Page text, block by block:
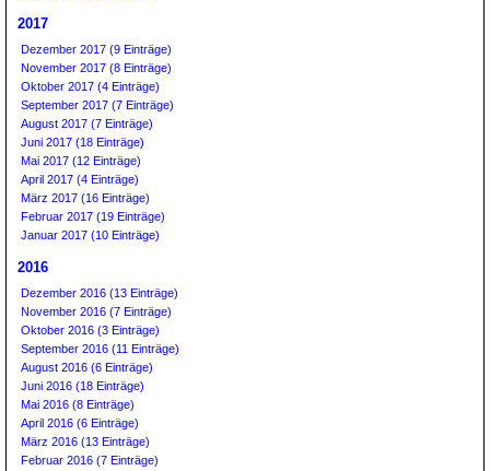
2017
Dezember 2017 (9 Einträge)
November 2017 (8 Einträge)
Oktober 2017 (4 Einträge)
September 2017 (7 Einträge)
August 2017 (7 Einträge)
Juni 2017 (18 Einträge)
Mai 2017 (12 Einträge)
April 2017 (4 Einträge)
März 2017 (16 Einträge)
Februar 2017 (19 Einträge)
Januar 2017 (10 Einträge)
2016
Dezember 2016 (13 Einträge)
November 2016 (7 Einträge)
Oktober 2016 (3 Einträge)
September 2016 (11 Einträge)
August 2016 (6 Einträge)
Juni 2016 (18 Einträge)
Mai 2016 (8 Einträge)
April 2016 (6 Einträge)
März 2016 (13 Einträge)
Februar 2016 (7 Einträge)